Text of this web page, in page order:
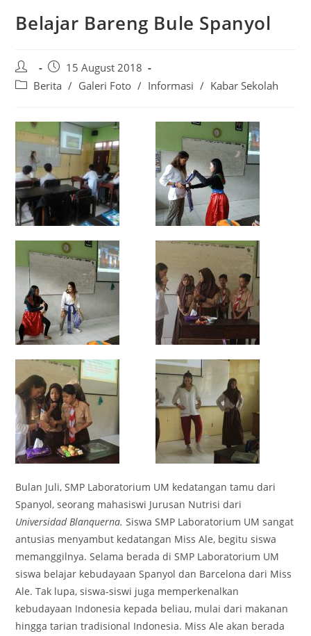
Belajar Bareng Bule Spanyol
15 August 2018
Berita / Galeri Foto / Informasi / Kabar Sekolah
Bulan Juli, SMP Laboratorium UM kedatangan tamu dari
Spanyol, seorang mahasiswi Jurusan Nutrisi dari
Universidad Blanquerna.Siswa SMP Laboratorium UM sangat
antusias menyambut kedatangan Miss Ale, begitu siswa
memanggilnya. Selama berada di SMP Laboratorium UM
siswa belajar kebudayaan Spanyol dan Barcelona dari Miss
Ale. Tak lupa, siswa-siswi juga memperkenalkan
kebudayaan Indonesia kepada beliau, mulai dari makanan
hingga tarian tradisional Indonesia. Miss Ale akan berada